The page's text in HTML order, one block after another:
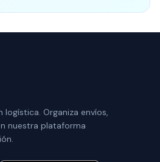
Organiza envíos,
nuestra plataforma